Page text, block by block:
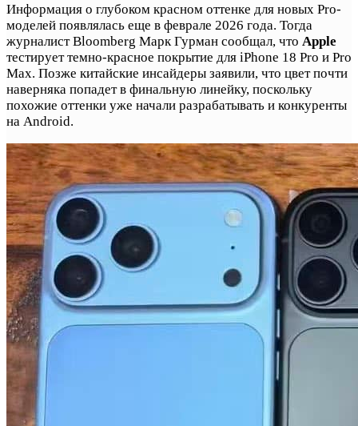
Информация о глубоком красном оттенке для новых Pro-
моделей появлялась еще в феврале 2026 года. Тогда
журналист Bloomberg Марк Гурман сообщал, что Apple
тестирует темно-красное покрытие для iPhone 18 Pro и Pro
Max. Позже китайские инсайдеры заявили, что цвет почти
наверняка попадет в финальную линейку, поскольку
похожие оттенки уже начали разрабатывать и конкуренты
на Android.